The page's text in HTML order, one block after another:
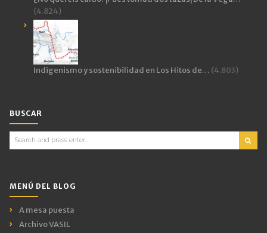
(4.824)
Indigenismo y sostenibilidad en Los Hitos de… (4.803)
BUSCAR
Search
for:
MENÚ DEL BLOG
A mesa puesta
Archivo VASIL